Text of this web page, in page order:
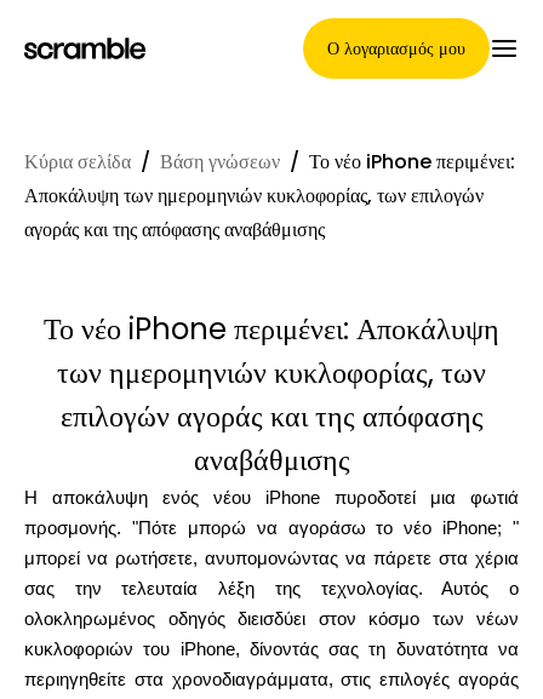
Ο λογαριασμός μου
Κύρια Σελίδα
Όροι ανάθεσης απαιτήσεων
Γκαλερί μαρκών
Επιλογή μάρκας
Υπολογιστές
Κύρια σελίδα / Βάση γνώσεων / Το νέο iPhone περιμένει:
Αποκάλυψη των ημερομηνιών κυκλοφορίας, των επιλογών
αγοράς και της απόφασης αναβάθμισης
Το νέο iPhone περιμένει: Αποκάλυψη
των ημερομηνιών κυκλοφορίας, των
επιλογών αγοράς και της απόφασης
αναβάθμισης
Η αποκάλυψη ενός νέου iPhone πυροδοτεί μια φωτιά
προσμονής. "Πότε μπορώ να αγοράσω το νέο iPhone; "
μπορεί να ρωτήσετε, ανυπομονώντας να πάρετε στα χέρια
σας την τελευταία λέξη της τεχνολογίας. Αυτός ο
ολοκληρωμένος οδηγός διεισδύει στον κόσμο των νέων
κυκλοφοριών του iPhone, δίνοντάς σας τη δυνατότητα να
περιηγηθείτε στα χρονοδιαγράμματα, στις επιλογές αγοράς